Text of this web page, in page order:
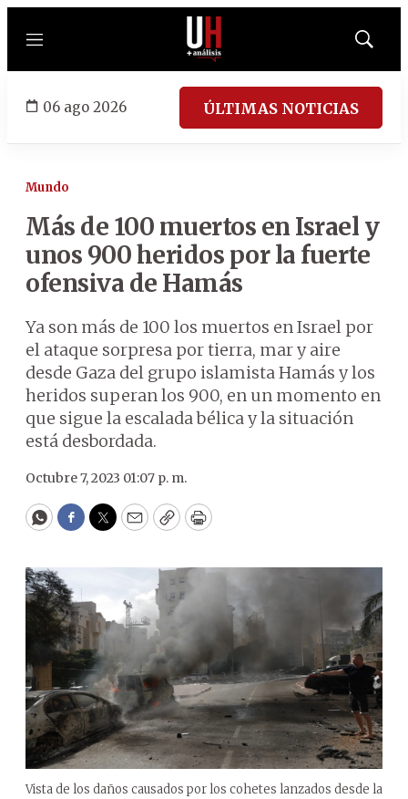
Menú
Mostrar
06 ago 2026 ÚLTIMAS NOTICIAS
Mundo
Más de 100 muertos en Israel y
unos 900 heridos por la fuerte
ofensiva de Hamás
Ya son más de 100 los muertos en Israel por
el ataque sorpresa por tierra, mar y aire
desde Gaza del grupo islamista Hamás y los
heridos superan los 900, en un momento en
que sigue la escalada bélica y la situación
está desbordada.
Octubre 7, 2023 01:07 p. m.
WhatsApp
Facebook
Twitter
EmailCopyPrint
Vista de los daños causados por los cohetes lanzados desde la